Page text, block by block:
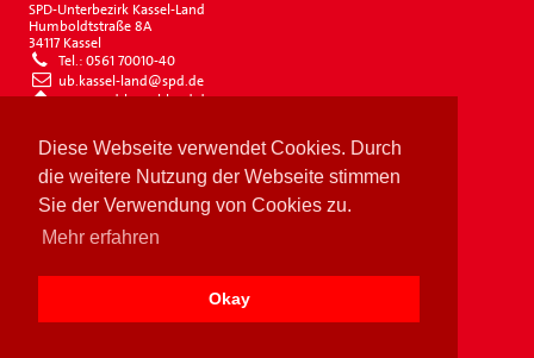
Diese Webseite verwendet Cookies. Durch
die weitere Nutzung der Webseite stimmen
Sie der Verwendung von Cookies zu.
Mehr erfahren
Okay
SPD-Unterbezirk Kassel-Land
Humboldtstraße 8A
34117 Kassel
Tel.: 0561 70010-40
ub.kassel-land@spd.de
www.spd-kassel-land.de
Datenschutz